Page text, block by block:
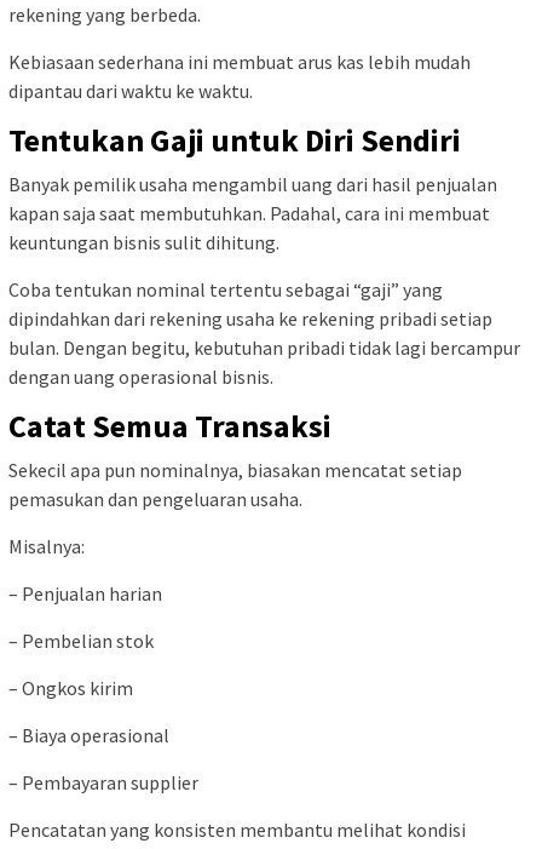
rekening yang berbeda.
Kebiasaan sederhana ini membuat arus kas lebih mudah
dipantau dari waktu ke waktu.
Tentukan Gaji untuk Diri Sendiri
Banyak pemilik usaha mengambil uang dari hasil penjualan
kapan saja saat membutuhkan. Padahal, cara ini membuat
keuntungan bisnis sulit dihitung.
Coba tentukan nominal tertentu sebagai “gaji” yang
dipindahkan dari rekening usaha ke rekening pribadi setiap
bulan. Dengan begitu, kebutuhan pribadi tidak lagi bercampur
dengan uang operasional bisnis.
Catat Semua Transaksi
Sekecil apa pun nominalnya, biasakan mencatat setiap
pemasukan dan pengeluaran usaha.
Misalnya:
– Penjualan harian
– Pembelian stok
– Ongkos kirim
– Biaya operasional
– Pembayaran supplier
Pencatatan yang konsisten membantu melihat kondisi